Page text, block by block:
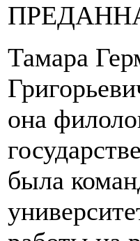
Тамара
она
была